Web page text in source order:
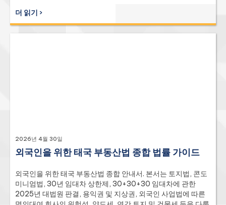
더 읽기 ›
2026년 4월 30일
외국인을 위한 태국 부동산법 종합 법률 가이드
외국인을 위한 태국 부동산법 종합 안내서. 본서는 토지법, 콘도
미니엄법, 30년 임대차 상한제, 30+30+30 임대차에 관한
2025년 대법원 판결, 용익권 및 지상권, 외국인 사업법에 따른